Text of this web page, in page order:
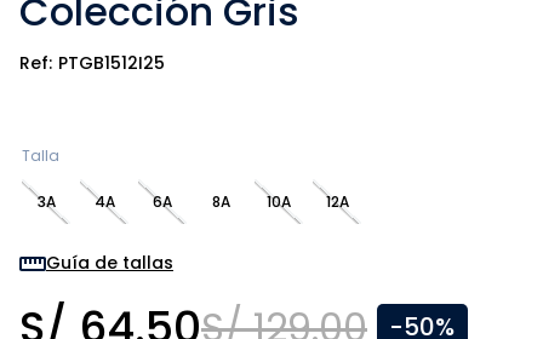
Colección Gris
PTGB1512I25
Talla
3A 4A 6A 8A 10A 12A
Guía de tallas
S/ 129.00 -50%
4.
sandalias
zapatos niña
10. disney